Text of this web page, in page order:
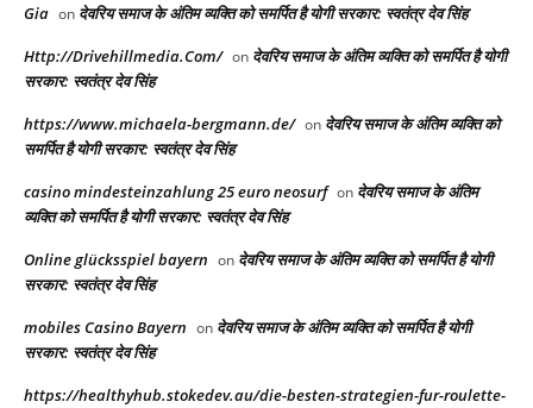
Gia on देवरिय समाज के अंतिम व्यक्ति को समर्पित है योगी सरकार: स्वतंत्र देव सिंह
Http://Drivehillmedia.Com/ on देवरिय समाज के अंतिम व्यक्ति को समर्पित है योगी
सरकार: स्वतंत्र देव सिंह
https://www.michaela-bergmann.de/ on देवरिय समाज के अंतिम व्यक्ति को
समर्पित है योगी सरकार: स्वतंत्र देव सिंह
casino mindesteinzahlung 25 euro neosurf on देवरिय समाज के अंतिम
व्यक्ति को समर्पित है योगी सरकार: स्वतंत्र देव सिंह
Online glücksspiel bayern on देवरिय समाज के अंतिम व्यक्ति को समर्पित है योगी
सरकार: स्वतंत्र देव सिंह
mobiles Casino Bayern on देवरिय समाज के अंतिम व्यक्ति को समर्पित है योगी
सरकार: स्वतंत्र देव सिंह
https://healthyhub.stokedev.au/die-besten-strategien-fur-roulette-